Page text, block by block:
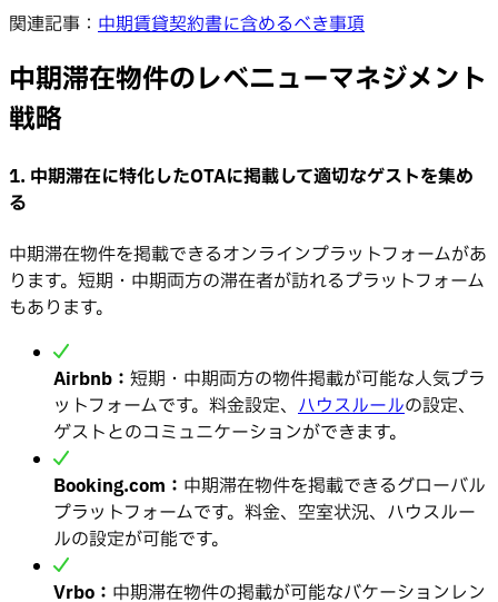
関連記事： 中期賃貸契約書に含めるべき事項
中期滞在物件のレベニューマネジメント
戦略
1. 中期滞在に特化したOTAに掲載して適切なゲストを集め
る
中期滞在物件を掲載できるオンラインプラットフォームがあ
ります。短期・中期両方の滞在者が訪れるプラットフォーム
もあります。
Airbnb： 短期・中期両方の物件掲載が可能な人気プラ
ットフォームです。料金設定、 ハウスルールの設定、
ゲストとのコミュニケーションができます。
Booking.com： 中期滞在物件を掲載できるグローバル
プラットフォームです。料金、空室状況、ハウスルー
ルの設定が可能です。
Vrbo： 中期滞在物件の掲載が可能なバケーションレン